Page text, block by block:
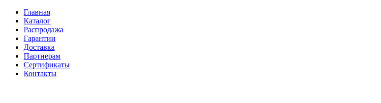
Главная
Каталог
Распродажа
Гарантии
Доставка
Партнерам
Сертификаты
Контакты